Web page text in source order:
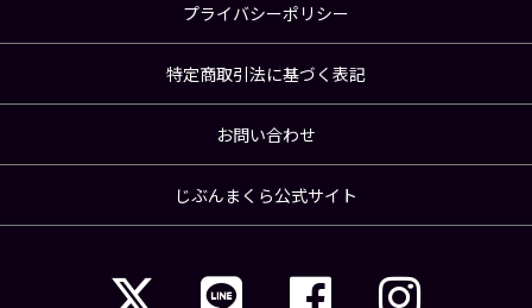
プライバシーポリシー
特定商取引法に基づく表記
お問い合わせ
じぶんまくら公式サイト